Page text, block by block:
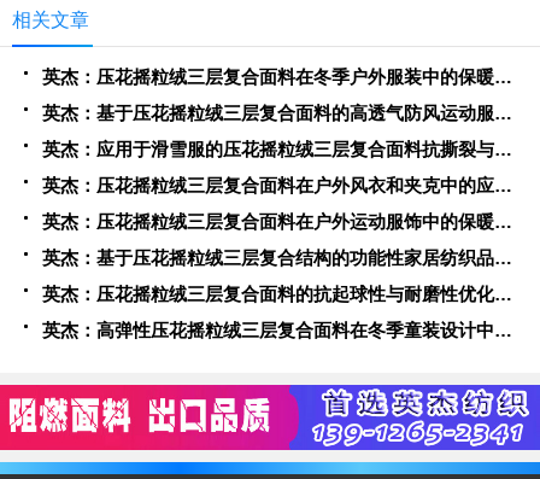
相关文章
英杰：压花摇粒绒三层复合面料在冬季户外服装中的保暖性能优化研究
英杰：基于压花摇粒绒三层复合面料的高透气防风运动服饰开发
英杰：应用于滑雪服的压花摇粒绒三层复合面料抗撕裂与耐磨性提升技术
英杰：压花摇粒绒三层复合面料在户外风衣和夹克中的应用与性能
英杰：压花摇粒绒三层复合面料在户外运动服饰中的保暖与透气性能研究
英杰：基于压花摇粒绒三层复合结构的功能性家居纺织品开发与应用
英杰：压花摇粒绒三层复合面料的抗起球性与耐磨性优化技术分析
英杰：高弹性压花摇粒绒三层复合面料在冬季童装设计中的应用实践